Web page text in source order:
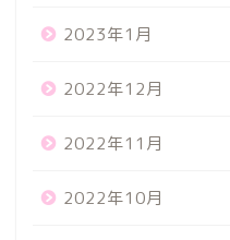
2023年1月
2022年12月
2022年11月
2022年10月